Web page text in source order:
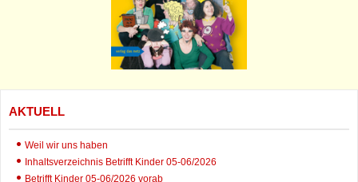
AKTUELL
Weil wir uns haben
Inhaltsverzeichnis Betrifft Kinder 05-06/2026
Betrifft Kinder 05-06/2026 vorab